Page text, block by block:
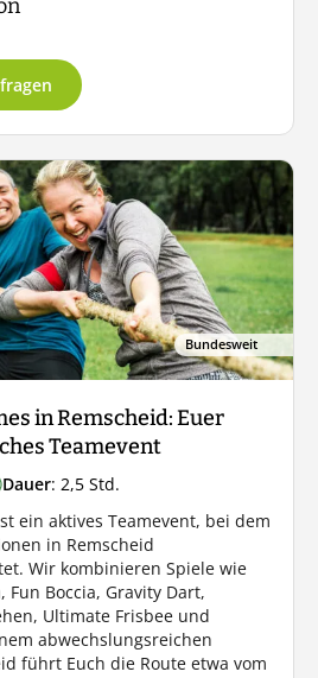
Bundesweit
in Remscheid: Euer
Teamevent
Dauer: 2,5 Std.
ein aktives Teamevent, bei dem
in Remscheid
Wir kombinieren Spiele wie
Fun Boccia, Gravity Dart,
Ultimate Frisbee und
abwechslungsreichen
führt Euch die Route etwa vom